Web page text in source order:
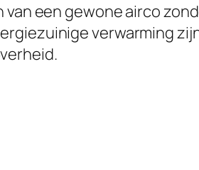
van een gewone airco
verwarming